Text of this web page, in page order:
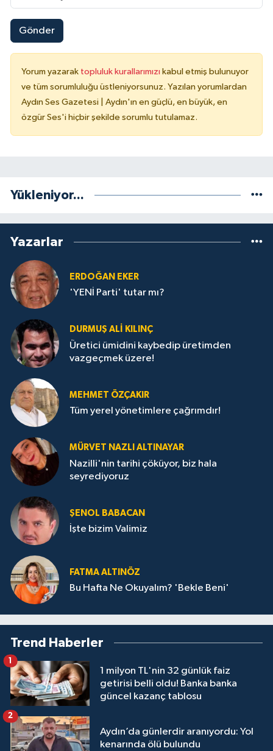
Gönder
Yorum yazarak topluluk kurallarımızı kabul etmiş bulunuyor
ve tüm sorumluluğu üstleniyorsunuz. Yazılan yorumlardan
Aydın Ses Gazetesi | Aydın'ın en güçlü, en büyük, en
özgür Ses'i hiçbir şekilde sorumlu tutulamaz.
Yükleniyor...
Yazarlar
ERDOĞAN EKER
'YENİ Parti' tutar mı?
DURMUŞ ALI KILINÇ
Üretici ümidini kaybedip üretimden
vazgeçmek üzere!
MEHMET ÖZÇAKIR
Tüm yerel yönetimlere çağrımdır!
MÜRVET NAZLI ALTINAYAR
Nazilli'nin tarihi çöküyor, biz hala
seyrediyoruz
ŞENOL BABACAN
İşte bizim Valimiz
FATMA ALTINÖZ
Bu Hafta Ne Okuyalım? 'Bekle Beni'
Trend Haberler
1 milyon TL'nin 32 günlük faiz
getirisi belli oldu! Banka banka
güncel kazanç tablosu
1
Aydın’da günlerdir aranıyordu: Yol
kenarında ölü bulundu
2